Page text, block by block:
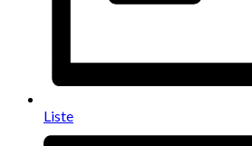
Liste